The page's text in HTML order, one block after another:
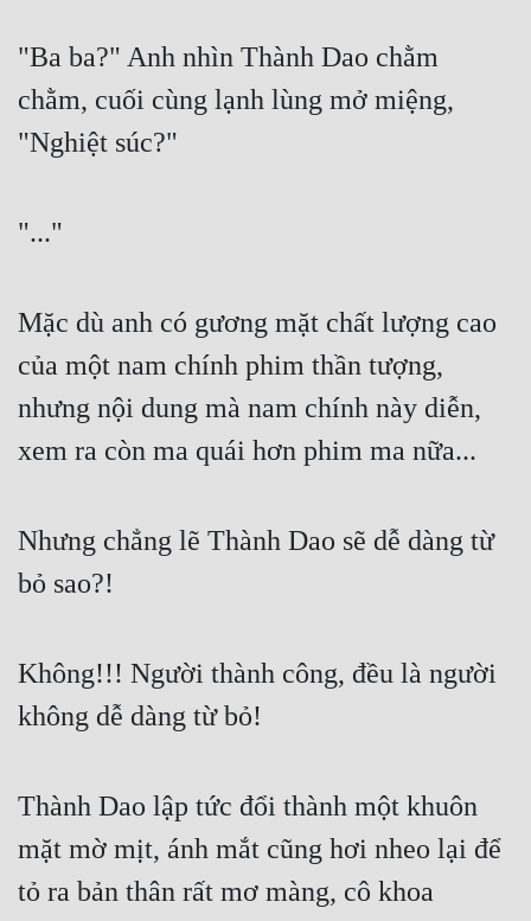
"Ba ba?" Anh nhìn Thành Dao chằm
chằm, cuối cùng lạnh lùng mở miệng,
"Nghiệt súc?"
"..."
Mặc dù anh có gương mặt chất lượng cao
của một nam chính phim thần tượng,
nhưng nội dung mà nam chính này diễn,
xem ra còn ma quái hơn phim ma nữa...
Nhưng chẳng lẽ Thành Dao sẽ dễ dàng từ
bỏ sao?!
Không!!! Người thành công, đều là người
không dễ dàng từ bỏ!
Thành Dao lập tức đổi thành một khuôn
mặt mờ mịt, ánh mắt cũng hơi nheo lại để
tỏ ra bản thân rất mơ màng, cô khoa